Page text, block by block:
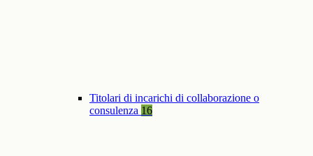
Titolari di incarichi di collaborazione o
consulenza 16